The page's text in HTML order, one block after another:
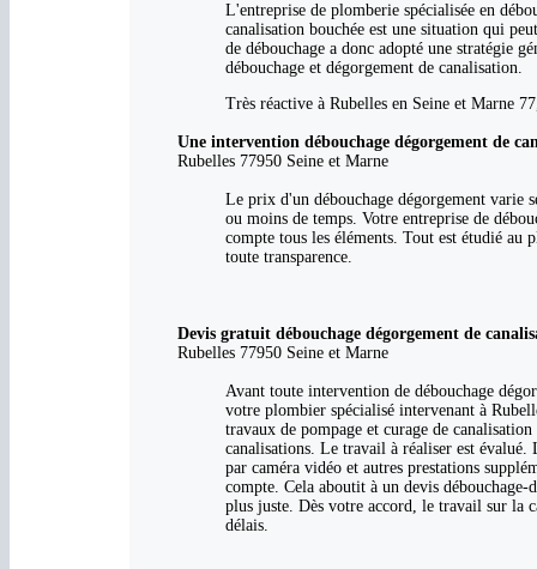
L'entreprise de plomberie spécialisée en
canalisation bouchée est une situation qui
de débouchage a donc adopté une stratégie
débouchage et dégorgement de canalisation.
Très réactive à Rubelles en Seine et Marne
Une intervention débouchage dégorgement de
Rubelles 77950 Seine et Marne
Le prix d'un débouchage dégorgement varie
ou moins de temps. Votre entreprise de
compte tous les éléments. Tout est étudié
toute transparence.
Devis gratuit débouchage dégorgement de
Rubelles 77950 Seine et Marne
Avant toute intervention de débouchage
votre plombier spécialisé intervenant à
travaux de pompage et curage de
canalisations. Le travail à réaliser est évalué.
par caméra vidéo et autres prestations
compte. Cela aboutit à un devis
plus juste. Dès votre accord, le travail sur la
délais.